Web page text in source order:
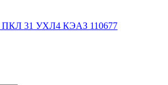
ПКЛ 31 УХЛ4 КЭАЗ 110677